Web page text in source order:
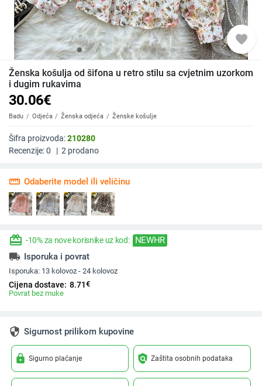
favorite
Ženska košulja od šifona u retro stilu sa cvjetnim uzorkom
i dugim rukavima
30.06€
Badu Odjeća Ženska odjeća Ženske košulje
Šifra proizvoda:210280
Recenzije:0 | 2 prodano
straighten Odaberite model ili veličinu
redeem -10% za nove korisnike uz kod: NEWHR
local_shipping Isporuka i povrat
Isporuka: 13 kolovoz - 24 kolovoz
Cijena dostave: 8.71€
Povrat bez muke
security Sigurnost prilikom kupovine
lock Sigurno plaćanje policy Zaštita osobnih podataka